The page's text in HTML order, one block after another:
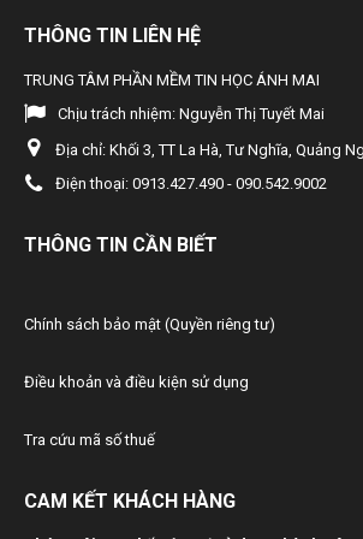
Sửa đổi, bổ sung chế độ báo cáo tại một số
Bãi bỏ một số văn bản quy phạm pháp luật
chính ban hành trong lĩnh vực Kho bạc Nhà
123/2020/NĐ-CP
Quy định mức thu, nộp phí trong lĩnh vực
46/2020/TT-BTC
mã vạch nước ngoài và lệ phí sở hữu công
THÔNG TIN LIÊN HỆ
TRUNG TÂM PHẦN MỀM TIN HỌC ÁNH MAI
Chịu trách nhiệm: Nguyễn Thị Tuyết Mai
Địa chỉ: Khối 3, TT La Hà, Tư Nghĩa, Quảng
Điện thoại: 0913.427.490 - 090.542.9002
THÔNG TIN CẦN BIẾT
Chính sách bảo mật (Quyền riêng tư)
Điều khoản và điều kiện sử dụng
Tra cứu mã số thuế
CAM KẾT KHÁCH HÀNG